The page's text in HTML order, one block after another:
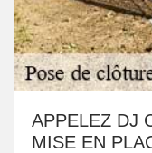
APPELEZ DJ
MISE EN